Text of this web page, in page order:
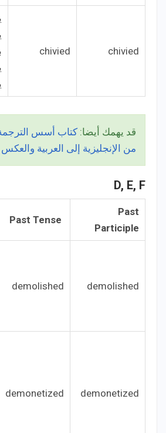
chivied
chivied
قد يهمك أيضا:
من الإنجليزية إلى العربية والعكس
D, E, F
Past
Participle
demolished
demolished
demonetized
demonetized